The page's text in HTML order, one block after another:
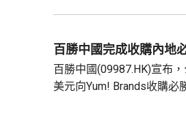
從境外取得，包括保險收
個人所得稅，是國際通行
所得稅法實施以來，一直
百勝中國完成收購內地
百勝中國(09987.HK)宣布
美元向Yum! Brands收購必